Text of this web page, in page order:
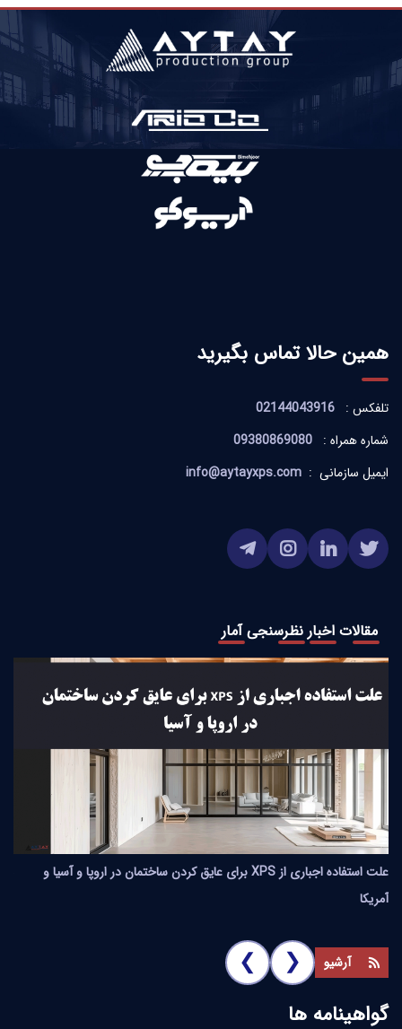
همین حالا تماس بگیرید
تلفکس : 02144043916
شماره همراه : 09380869080
ایمیل سازمانی : info@aytayxps.com
مقالات اخبار نظرسنجیآمار
علت استفاده اجباری از XPS برای عایق کردن ساختمان در اروپا و آسیا و
آمریکا
آرشیو ❮
❮
گواهینامه ها